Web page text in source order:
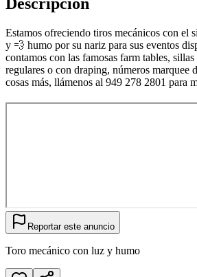
Estamos ofreciendo tiros mecánicos con el
y 💨 humo por su nariz para sus eventos
contamos con las famosas farm tables, sillas
regulares o con draping, números marquee
cosas más, llámenos al 949 278 2801 para
Reportar este anuncio
Toro mecánico con luz y humo